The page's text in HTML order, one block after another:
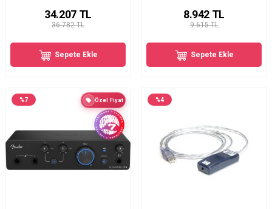
36.782 TL
34.207TL
Sepete Ekle
9.615 TL
8.942 TL
Sepete Ekle
%7 Özel Fiyat %4